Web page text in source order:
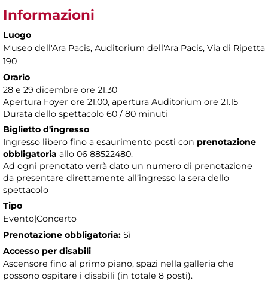
Informazioni
Luogo
Museo dell'Ara Pacis, Auditorium dell'Ara Pacis, Via di Ripetta
190
Orario
28 e 29 dicembre ore 21.30
Apertura Foyer ore 21.00, apertura Auditorium ore 21.15
Durata dello spettacolo 60 / 80 minuti
Biglietto d'ingresso
Ingresso libero fino a esaurimento posti con prenotazione
obbligatoria allo 06 88522480.
Ad ogni prenotato verrà dato un numero di prenotazione
da presentare direttamente all’ingresso la sera dello
spettacolo
Tipo
Evento|Concerto
Prenotazione obbligatoria: Sì
Accesso per disabili
Ascensore fino al primo piano, spazi nella galleria che
possono ospitare i disabili (in totale 8 posti).